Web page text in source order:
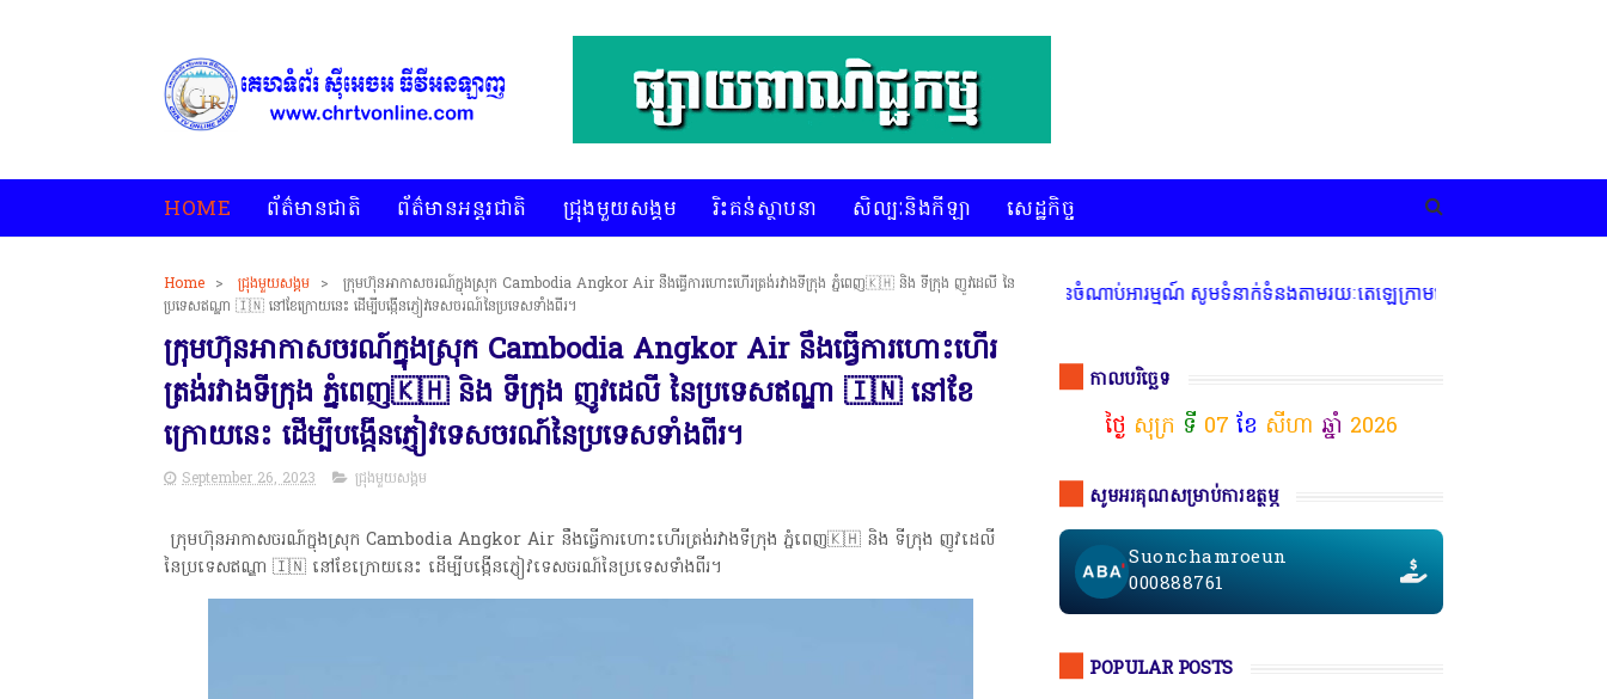
HOME ព័ត៌មានជាតិ ព័ត៌មានអន្តរជាតិ ជ្រុងមួយសង្គម រិះគន់ស្ថាបនា សិល្បៈនិងកីឡា សេដ្ឋកិច្ច
Home > ជ្រុងមួយសង្គម >
ក្រុមហ៊ុនអាកាសចរណ៍ក្នុងស្រុក Cambodia Angkor Air នឹងធ្វេីការហោះហេីរត្រង់រវាងទីក្រុង ភ្នំពេញ🇰🇭 និង ទីក្រុង ញូវដេលី នៃ
ប្រទេសឥណ្ឌា 🇮🇳 នៅខែក្រោយនេះ ដេីម្បីបង្កេីនភ្ញៀវទេសចរណ៍នៃប្រទេសទាំងពីរ។
ក្រុមហ៊ុនអាកាសចរណ៍ក្នុងស្រុក Cambodia Angkor Air នឹងធ្វេីការហោះហេីរ
ត្រង់រវាងទីក្រុង ភ្នំពេញ🇰🇭 និង ទីក្រុង ញូវដេលី នៃប្រទេសឥណ្ឌា 🇮🇳 នៅខែ
ក្រោយនេះ ដេីម្បីបង្កេីនភ្ញៀវទេសចរណ៍នៃប្រទេសទាំងពីរ។
September 26, 2023 ជ្រុងមួយសង្គម
ក្រុមហ៊ុនអាកាសចរណ៍ក្នុងស្រុក Cambodia Angkor Air នឹងធ្វេីការហោះហេីរត្រង់រវាងទីក្រុង ភ្នំពេញ🇰🇭 និង ទីក្រុង ញូវដេលី
នៃប្រទេសឥណ្ឌា 🇮🇳 នៅខែក្រោយនេះ ដេីម្បីបង្កេីនភ្ញៀវទេសចរណ៍នៃប្រទេសទាំងពីរ។
* គេហទំព័រ ស៊ីអេចអធីវីអនឡាញ ជាព័ត៌មានពិត រហ័ស អព្យាក្រឹត និងរៀបចំ ជ្រើសរើស ក្រុមការងារ នៅតាមបណ្តាលរាជធានី ខេត្ត មានចំណាប់អារម្មណ៍ សូមទំនាក់ទំនងតាមរយៈតេឡេក្រាមលេខ 077 83 66 11
កាលបរិច្ឆេទ
ថ្ងៃ សុក្រ ទី 07 ខែ សីហា ឆ្នាំ 2026
សូមអរគុណសម្រាប់ការឧត្ថម្ភ
Suonchamroeun
000888761
POPULAR POSTS